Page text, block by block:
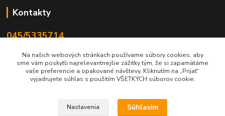
Kontakty
045/5335714
info@lonas.sk
Na našich webových stránkach používame súbory cookies, aby
sme vám poskytli najrelevantnejšie zážitky tým, že si zapamätáme
vaše preferencie a opakované návštevy. Kliknutím na „Prijať“
vyjadrujete súhlas s použitím VŠETKÝCH súborov cookie.
Nastavenia Súhlasím